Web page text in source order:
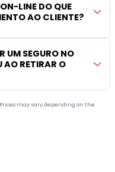
LINE DO QUE
AO CLIENTE?
UM SEGURO NO
AO RETIRAR O
may vary depending on the